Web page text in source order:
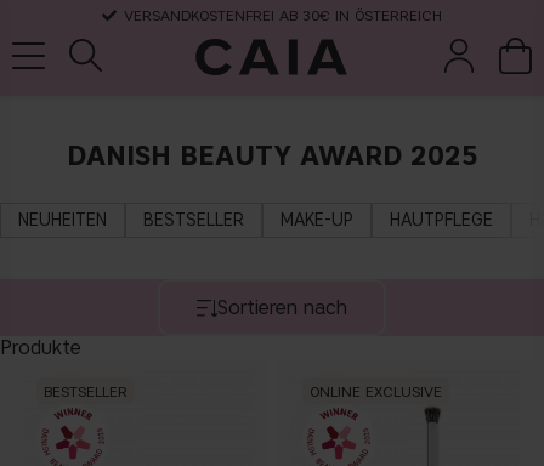
VERSANDKOSTENFREI AB 30€ IN ÖSTERREICH
DANISH BEAUTY AWARD 2025
NEUHEITEN BESTSELLER MAKE-UP HAUTPFLEGE
Sortieren nach
Produkte
BESTSELLER ONLINE EXCLUSIVE